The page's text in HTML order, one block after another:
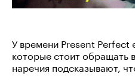
У времени Present Perfect
которые стоит обращать
наречия подсказывают,